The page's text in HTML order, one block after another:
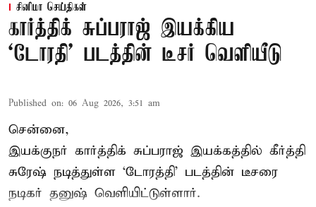
சினிமா செய்திகள்
கார்த்திக் சுப்பராஜ் இயக்கிய
`டோரதி' படத்தின் டீசர் வெளியீடு
Published on: 06 Aug 2026, 3:51 am
சென்னை,
இயக்குநர் கார்த்திக் சுப்பராஜ் இயக்கத்தில் கீர்த்தி
சுரேஷ் நடித்துள்ள `டோரத்தி' படத்தின் டீசரை
நடிகர் தனுஷ் வெளியிட்டுள்ளார்.